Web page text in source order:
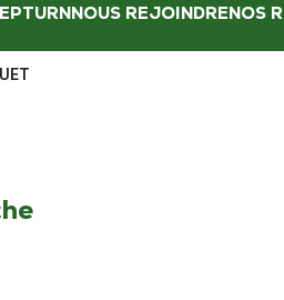
NOUS REJOINDRENOS